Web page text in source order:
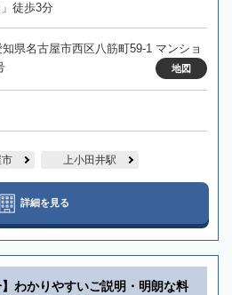
徒歩3分
県名古屋市西区八筋町59-1 マンショ
地図
上小田井駅
詳細を見る
】わかりやすいご説明・明朗な料